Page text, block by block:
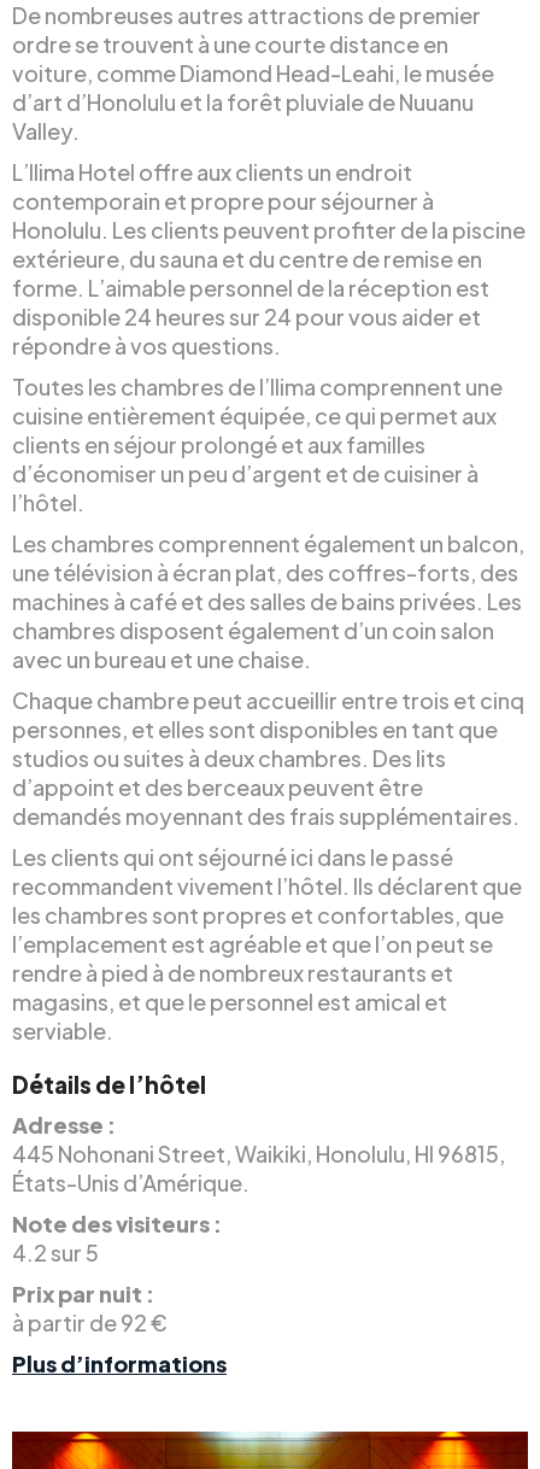
De nombreuses autres attractions de premier
ordre se trouvent à une courte distance en
voiture, comme Diamond Head-Leahi, le musée
d’art d’Honolulu et la forêt pluviale de Nuuanu
Valley.
L’Ilima Hotel offre aux clients un endroit
contemporain et propre pour séjourner à
Honolulu. Les clients peuvent profiter de la piscine
extérieure, du sauna et du centre de remise en
forme. L’aimable personnel de la réception est
disponible 24 heures sur 24 pour vous aider et
répondre à vos questions.
Toutes les chambres de l’Ilima comprennent une
cuisine entièrement équipée, ce qui permet aux
clients en séjour prolongé et aux familles
d’économiser un peu d’argent et de cuisiner à
l’hôtel.
Les chambres comprennent également un balcon,
une télévision à écran plat, des coffres-forts, des
machines à café et des salles de bains privées. Les
chambres disposent également d’un coin salon
avec un bureau et une chaise.
Chaque chambre peut accueillir entre trois et cinq
personnes, et elles sont disponibles en tant que
studios ou suites à deux chambres. Des lits
d’appoint et des berceaux peuvent être
demandés moyennant des frais supplémentaires.
Les clients qui ont séjourné ici dans le passé
recommandent vivement l’hôtel. Ils déclarent que
les chambres sont propres et confortables, que
l’emplacement est agréable et que l’on peut se
rendre à pied à de nombreux restaurants et
magasins, et que le personnel est amical et
serviable.
Détails de l’hôtel
Adresse :
445 Nohonani Street, Waikiki, Honolulu, HI 96815,
États-Unis d’Amérique.
Note des visiteurs :
4.2 sur 5
Prix par nuit :
à partir de 92 €
Plus d’informations